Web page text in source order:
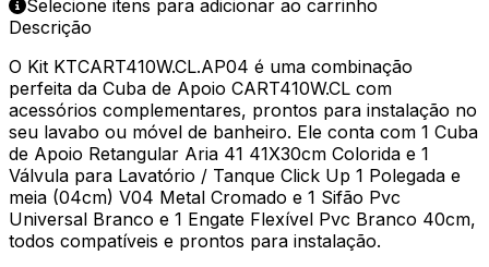
Selecione itens para adicionar ao carrinho
Descrição
O Kit KTCART410W.CL.AP04 é uma combinação
perfeita da Cuba de Apoio CART410W.CL com
acessórios complementares, prontos para instalação no
seu lavabo ou móvel de banheiro. Ele conta com 1 Cuba
de Apoio Retangular Aria 41 41X30cm Colorida e 1
Válvula para Lavatório / Tanque Click Up 1 Polegada e
meia (04cm) V04 Metal Cromado e 1 Sifão Pvc
Universal Branco e 1 Engate Flexível Pvc Branco 40cm,
todos compatíveis e prontos para instalação.